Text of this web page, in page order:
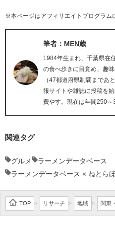
※本ページはアフィリエイトプログラム
筆者：MEN蔵
1984年生まれ、千葉県在
の食べ歩きに目覚め、趣
（47都道府県制覇まであ
報サイトや雑誌に投稿を
費やす。現在は年間250～
関連タグ
グルメ
ラーメンデータベース
ラーメンデータベース × ねとら
TOP > リサーチ > 地域 > 関東